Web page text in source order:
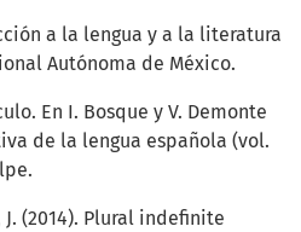
a la lengua y a la literatura
Autónoma de México.
En I. Bosque y V. Demonte
de la lengua española (vol.
J. (2014). Plural indefinite